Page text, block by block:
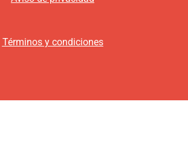
Términos y condiciones